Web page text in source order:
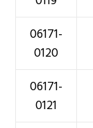
06171-
0120
06171-
0121